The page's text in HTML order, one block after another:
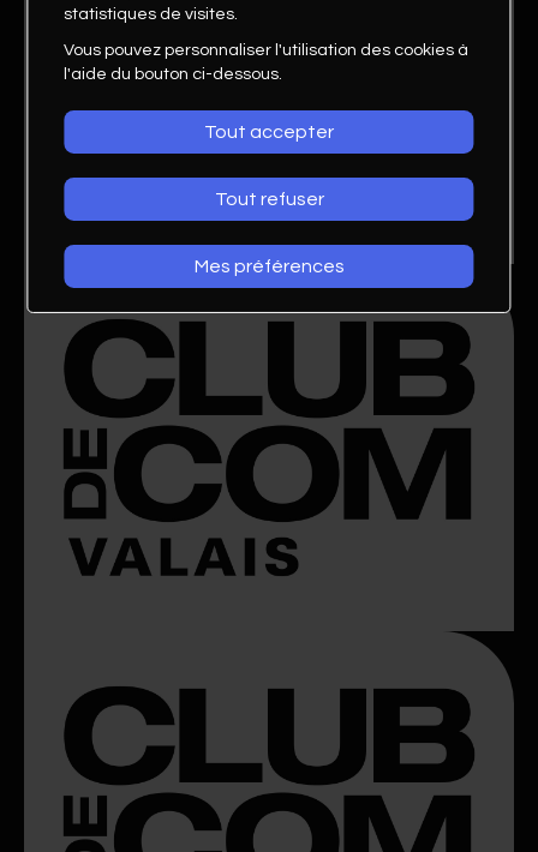
statistiques de visites.
Vous pouvez personnaliser l'utilisation des cookies à
l'aide du bouton ci-dessous.
Tout accepter
Tout refuser
Mes préférences